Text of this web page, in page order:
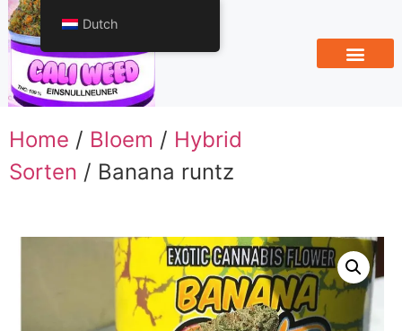
Home / Bloem / Hybrid
Sorten / Banana runtz
Dutch